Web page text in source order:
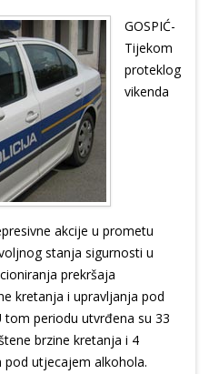
GOSPIĆ-
Tijekom
proteklog
vikenda
akcije u prometu
stanja sigurnosti u
prekršaja
kretanja i upravljanja pod
periodu utvrđena su 33
brzine kretanja i 4
utjecajem alkohola.